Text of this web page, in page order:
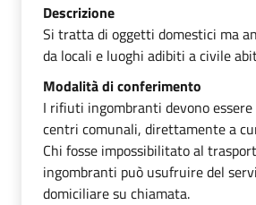
Descrizione
Si tratta di oggetti domestici ma
da locali e luoghi adibiti a civile
Modalità di conferimento
I rifiuti ingombranti devono
centri comunali, direttamente a
Chi fosse impossibilitato al
ingombranti può usufruire del
domiciliare su chiamata.